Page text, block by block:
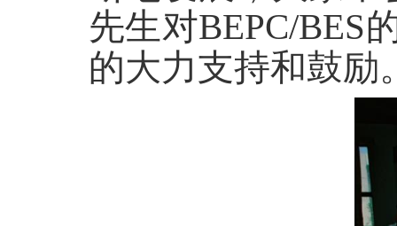
先生对BEPC/BES
的大力支持和鼓励